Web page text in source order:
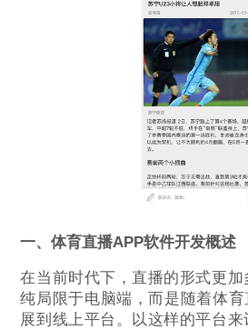
一、体育直播APP软件开发概述
在当前时代下，直播的形式更
纯局限于电脑端，而是随着体
展到线上平台。以这样的平台